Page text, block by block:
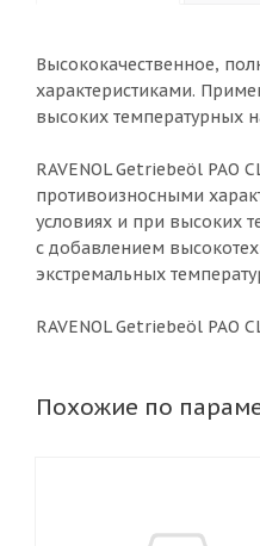
Высококачественное,
характеристиками.
высоких температурных
RAVENOL Getriebeöl PAO
противоизносными
условиях и при высоких
с добавлением
экстремальных
RAVENOL Getriebeöl PAO
Похожие по